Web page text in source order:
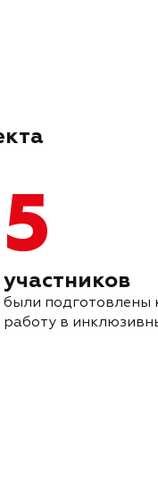
5
участников
были подготовлены
работу в